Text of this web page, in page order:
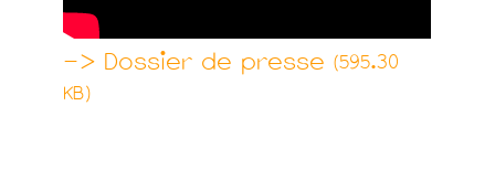
–> Dossier de presse(595.30
KB)